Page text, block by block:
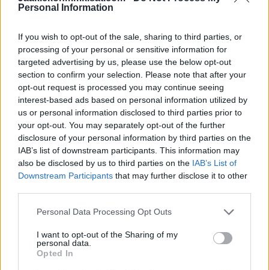
Personal Information
If you wish to opt-out of the sale, sharing to third parties, or
processing of your personal or sensitive information for
targeted advertising by us, please use the below opt-out
section to confirm your selection. Please note that after your
opt-out request is processed you may continue seeing
interest-based ads based on personal information utilized by
us or personal information disclosed to third parties prior to
your opt-out. You may separately opt-out of the further
disclosure of your personal information by third parties on the
IAB’s list of downstream participants. This information may
also be disclosed by us to third parties on the IAB’s List of
Downstream Participants that may further disclose it to other
Personal Data Processing Opt Outs
I want to opt-out of the Sharing of my
personal data.
Opted In
Katso myös:Naisleijonien MM-turnaus jatkui mollivoittoisena
– nyt tuli turpaan Kanadalta